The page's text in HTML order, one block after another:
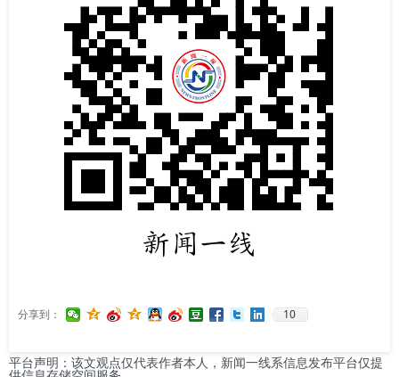
分享到： 10
平台声明：该文观点仅代表作者本人，新闻一线系信息发布平台仅提